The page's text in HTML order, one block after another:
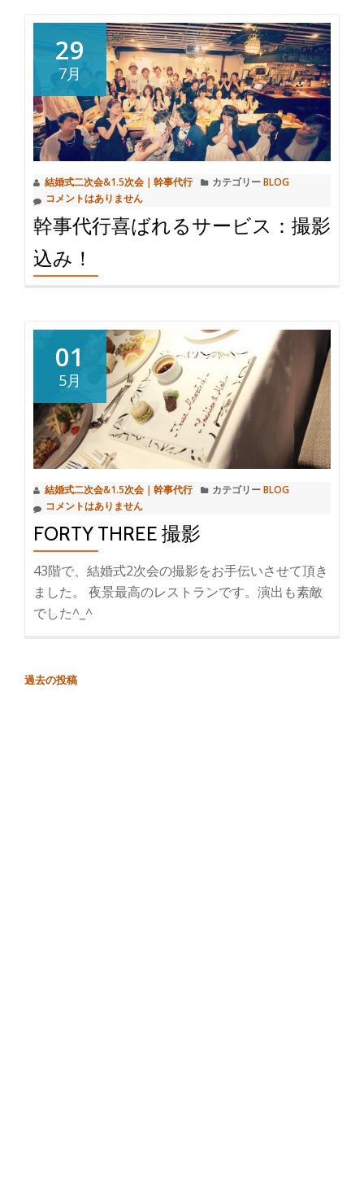
つ
い
て
29
7月
結婚式二次会&1.5次会｜幹事代行 カテゴリーBLOG
コメントはありません
幹事代行喜ばれるサービス：撮影
込み！
01
5月
結婚式二次会&1.5次会｜幹事代行 カテゴリーBLOG
コメントはありません
FORTY THREE 撮影
43階で、結婚式2次会の撮影をお手伝いさせて頂き
ました。 夜景最高のレストランです。演出も素敵
でした^_^
過去の投稿